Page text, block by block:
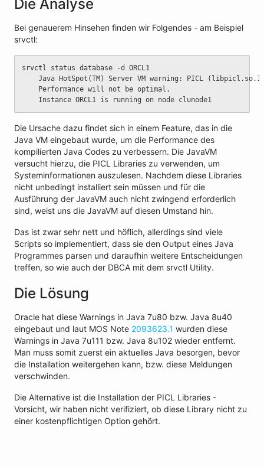
Die Analyse
Bei genauerem Hinsehen finden wir Folgendes - am Beispiel
srvctl:
srvctl status database -d ORCL1
Java HotSpot(TM) Server VM warning: PICL
	Performance will not be optimal.
	Instance ORCL1 is running on node clunode1
Die Ursache dazu findet sich in einem Feature, das in die
Java VM eingebaut wurde, um die Performance des
kompilierten Java Codes zu verbessern. Die JavaVM
versucht hierzu, die PICL Libraries zu verwenden, um
Systeminformationen auszulesen. Nachdem diese Libraries
nicht unbedingt installiert sein müssen und für die
Ausführung der JavaVM auch nicht zwingend erforderlich
sind, weist uns die JavaVM auf diesen Umstand hin.
Das ist zwar sehr nett und höflich, allerdings sind viele
Scripts so implementiert, dass sie den Output eines Java
Programmes parsen und daraufhin weitere Entscheidungen
treffen, so wie auch der DBCA mit dem srvctl Utility.
Die Lösung
Oracle hat diese Warnings in Java 7u80 bzw. Java 8u40
eingebaut und laut MOS Note 2093623.1 wurden diese
Warnings in Java 7u111 bzw. Java 8u102 wieder entfernt.
Man muss somit zuerst ein aktuelles Java besorgen, bevor
die Installation weitergehen kann, bzw. diese Meldungen
verschwinden.
Die Alternative ist die Installation der PICL Libraries -
Vorsicht, wir haben nicht verifiziert, ob diese Library nicht zu
einer kostenpflichtigen Option gehört.